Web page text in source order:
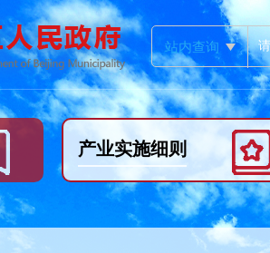
站内查询
产业实施细则